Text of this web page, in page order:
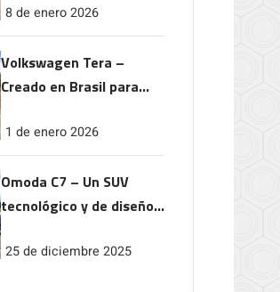
rendimiento
8 de enero 2026
Volkswagen Tera –
Creado en Brasil para
1 de enero 2026
Omoda C7 – Un SUV
tecnológico y de diseño
25 de diciembre 2025